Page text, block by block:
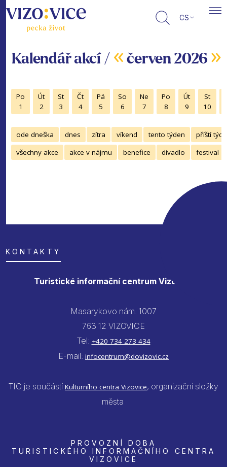
CS
Kalendář akcí / « červen 2026 »
Po
1
Út
2
St
3
Čt
4
Pá
5
So
6
Ne
7
Po
8
Út
9
St
10
ode dneška dnes zítra víkend tento týden
příští
všechny akce
akce v nájmu benefice divadlo festival
KONTAKTY
Turistické informační centrum Vizovice
Masarykovo nám. 1007
763 12 VIZOVICE
Tel: +420 734 273 434
E-mail: infocentrum@dovizovic.cz
TIC je součástí Kulturního centra Vizovice, organizační složky
města
PROVOZNÍ DOBA
TURISTICKÉHO INFORMAČNÍHO CENTRA
VIZOVICE